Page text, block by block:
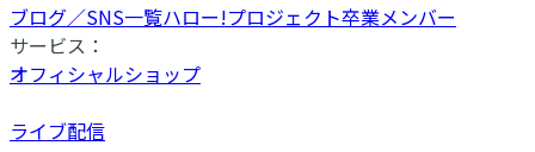
ブログ／SNS一覧ハロー!プロジェクト卒業メンバー
サービス：
オフィシャルショップ
ライブ配信